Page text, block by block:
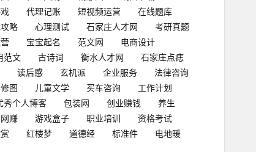
代理记账 短视频运营
在线题库
略 心理测试 石家庄人才网
考研真题
宝宝起名 范文网
电商设计
范文 古诗词 衡水人才网
石家庄点痣
读后感 玄机派 企业服务
法律咨询
图 儿童文学 买车咨询
工作计划
秀个人博客 包装网 创业赚钱
养生
网赚 游戏盒子 职业培训
资格考试
红楼梦 道德经 标准件
电地暖